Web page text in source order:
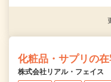
化粧品・サプリの
株式会社リアル・フェイス